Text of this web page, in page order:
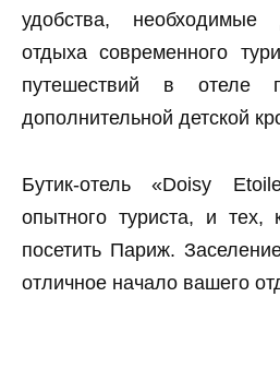
удобства, необходимые
отдыха современного
путешествий в отеле
дополнительной детской
Бутик-отель «Doisy
опытного туриста, и
посетить Париж.
отличное начало вашего